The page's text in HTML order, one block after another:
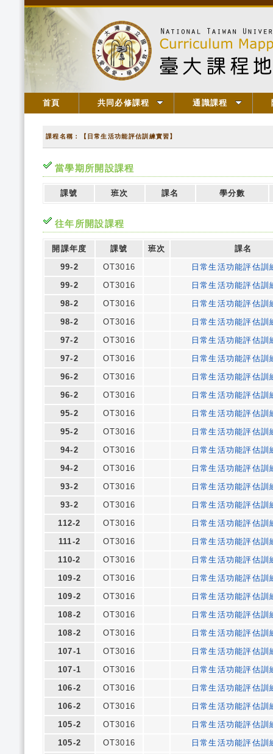
首頁 共同必修課程 通識課程
課程名稱：【日常生活功能評估訓練實習】
當學期所開設課程
課號 班次 課名 學分數
往年所開設課程
開課年度 課號 班次
課名
99-2
OT3016
日常生活功能評估訓
99-2
OT3016
日常生活功能評估訓
98-2
OT3016
日常生活功能評估訓
98-2
OT3016
日常生活功能評估訓
97-2
OT3016
日常生活功能評估訓
97-2
OT3016
日常生活功能評估訓
96-2
OT3016
日常生活功能評估訓
96-2
OT3016
日常生活功能評估訓
95-2
OT3016
日常生活功能評估訓
95-2
OT3016
日常生活功能評估訓
94-2
OT3016
日常生活功能評估訓
94-2
OT3016
日常生活功能評估訓
93-2
OT3016
日常生活功能評估訓
93-2
OT3016
日常生活功能評估訓
112-2
OT3016
日常生活功能評估訓
111-2
OT3016
日常生活功能評估訓
110-2
OT3016
日常生活功能評估訓
109-2
OT3016
日常生活功能評估訓
109-2
OT3016
日常生活功能評估訓
108-2
OT3016
日常生活功能評估訓
108-2
OT3016
日常生活功能評估訓
107-1
OT3016
日常生活功能評估訓
107-1
OT3016
日常生活功能評估訓
106-2
OT3016
日常生活功能評估訓
106-2
OT3016
日常生活功能評估訓
105-2
OT3016
日常生活功能評估訓
105-2
OT3016
日常生活功能評估訓